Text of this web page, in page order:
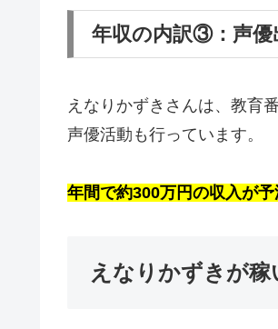
年収の内訳③：声優
えなりかずきさんは、教育
声優活動も行っています。
年間で約300万円の収入が予
えなりかずきが